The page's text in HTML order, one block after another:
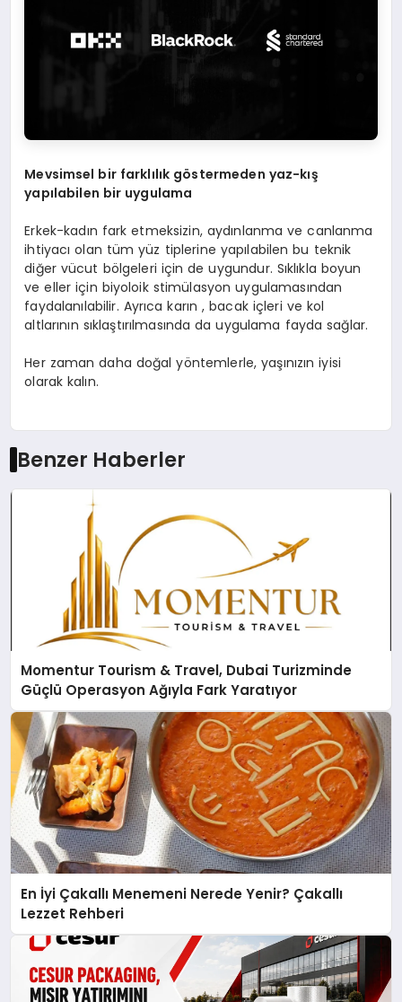
Mevsimsel bir farklılık göstermeden yaz-kış
yapılabilen bir uygulama
Erkek-kadın fark etmeksizin, aydınlanma ve canlanma
ihtiyacı olan tüm yüz tiplerine yapılabilen bu teknik
diğer vücut bölgeleri için de uygundur. Sıklıkla boyun
ve eller için biyoloik stimülasyon uygulamasından
faydalanılabilir. Ayrıca karın , bacak içleri ve kol
altlarının sıklaştırılmasında da uygulama fayda sağlar.
Her zaman daha doğal yöntemlerle, yaşınızın iyisi
olarak kalın.
Benzer Haberler
Momentur Tourism & Travel, Dubai Turizminde
Güçlü Operasyon Ağıyla Fark Yaratıyor
En İyi Çakallı Menemeni Nerede Yenir? Çakallı
Lezzet Rehberi